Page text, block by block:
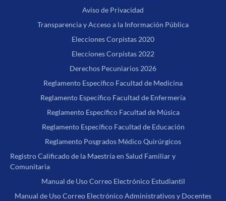
Aviso de Privacidad
Transparencia y Acceso a la Información Pública
Elecciones Corpistas 2020
Elecciones Corpistas 2022
Derechos Pecuniarios 2026
Reglamento Específico Facultad de Medicina
Reglamento Específico Facultad de Enfermería
Reglamento Específico Facultad de Música
Reglamento Específico Facultad de Educación
Reglamento Posgrados Médico Quirúrgicos
Registro Calificado de la Maestría en Salud Familiar y
Comunitaria
Manual de Uso Correo Electrónico Estudiantil
Manual de Uso Correo Electrónico Administrativos y Docentes